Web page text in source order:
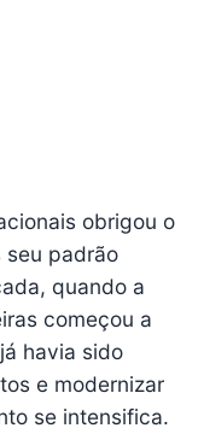
obrigou o
seu padrão
quando a
começou a
havia sido
e modernizar
se intensifica.